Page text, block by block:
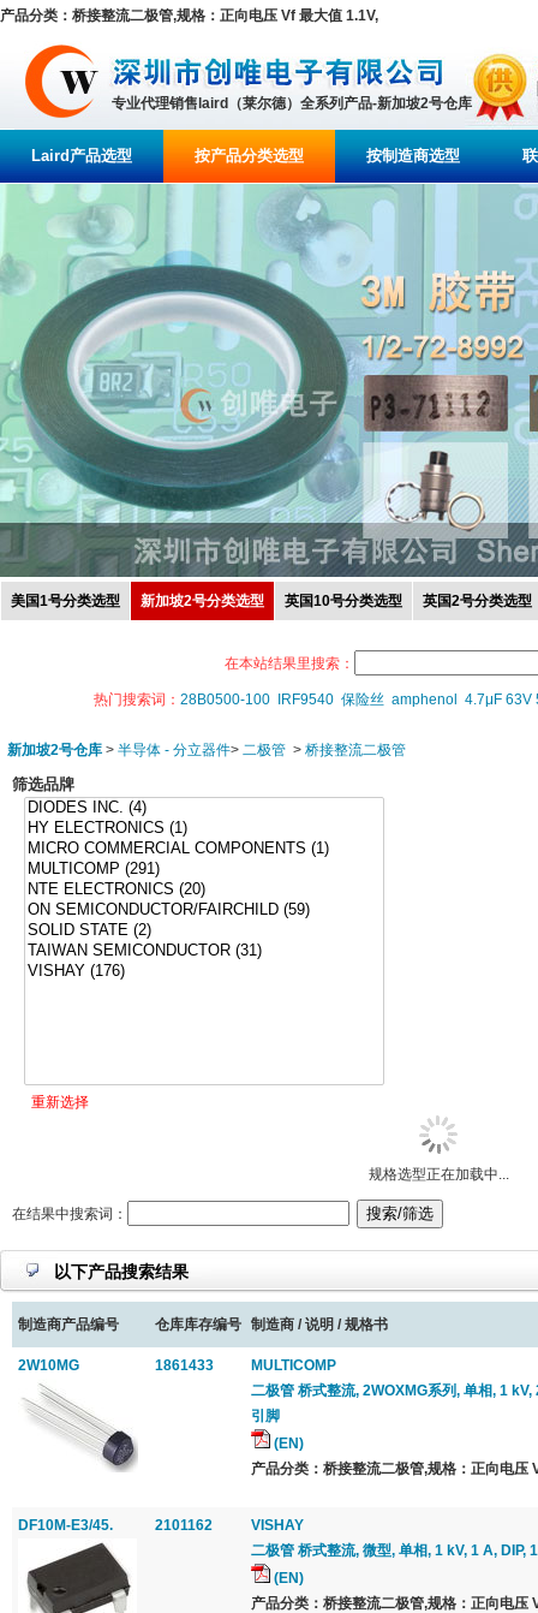
产品分类：桥接整流二极管,规格：正向电压 Vf 最大值 1.1V,
专业代理销售laird（莱尔德）全系列产品-新加坡2号仓库
Laird产品选型 按产品分类选型 按制造商选型
美国1号分类选型 新加坡2号分类选型 英国10号分类选型 英国2号分类选型
在本站结果里搜索：
热门搜索词： 28B0500-100 IRF9540 保险丝 amphenol 4.7μF 63V
新加坡2号仓库 > 半导体 - 分立器件> 二极管 > 桥接整流二极管
筛选品牌
重新选择
规格选型正在加载中...
在结果中搜索词：
以下产品搜索结果
制造商产品编号 仓库库存编号 制造商 / 说明 / 规格书
2W10MG 1861433
MULTICOMP
二极管 桥式整流, 2WOXMG系列, 单相, 1 kV,
引脚
(EN)
产品分类：桥接整流二极管,规格：正向电压
DF10M-E3/45. 2101162
VISHAY
二极管 桥式整流, 微型, 单相, 1 kV, 1 A, DIP,
(EN)
产品分类：桥接整流二极管,规格：正向电压